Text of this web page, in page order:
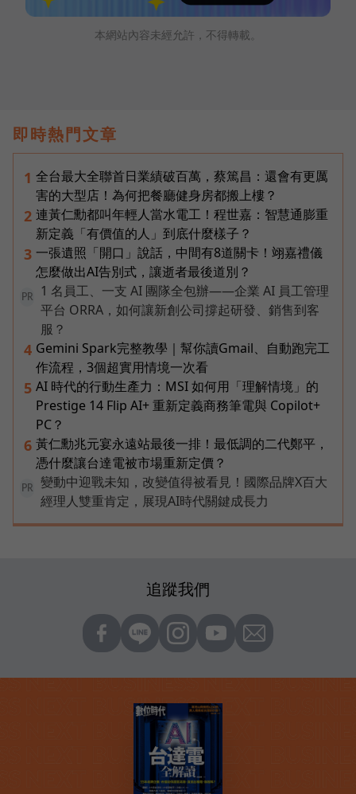
本網站內容未經允許，不得轉載。
即時熱門文章
1 全台最大全聯首日業績破百萬，蔡篤昌：還會有更厲
害的大型店！為何把餐廳健身房都搬上樓？
2 連黃仁勳都叫年輕人當水電工！程世嘉：智慧通膨重
新定義「有價值的人」到底什麼樣子？
3 一張遺照「開口」說話，中間有8道關卡！翊嘉禮儀
怎麼做出AI告別式，讓逝者最後道別？
PR
1 名員工、一支 AI 團隊全包辦——企業 AI 員工管理
平台 ORRA，如何讓新創公司撐起研發、銷售到客
服？
4 Gemini Spark完整教學｜幫你讀Gmail、自動跑完工
作流程，3個超實用情境一次看
5 AI 時代的行動生產力：MSI 如何用「理解情境」的
Prestige 14 Flip AI+ 重新定義商務筆電與 Copilot+
PC？
6 黃仁勳兆元宴永遠站最後一排！最低調的二代鄭平，
憑什麼讓台達電被市場重新定價？
PR
變動中迎戰未知，改變值得被看見！國際品牌X百大
經理人雙重肯定，展現AI時代關鍵成長力
追蹤我們